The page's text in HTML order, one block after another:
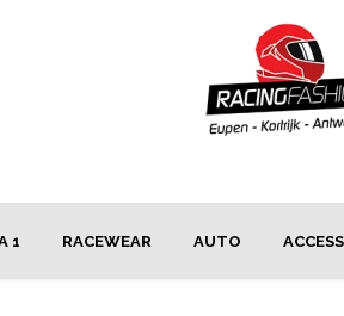
1 RACEWEAR AUTO